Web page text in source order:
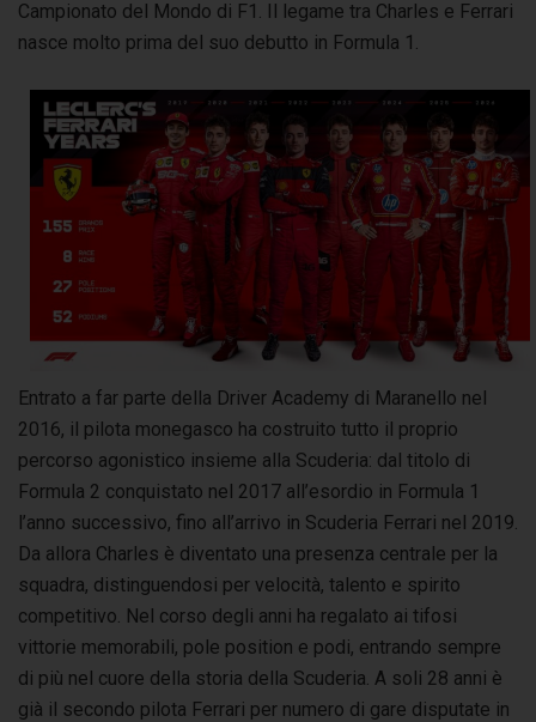
Campionato del Mondo di F1. Il legame tra Charles e Ferrari
nasce molto prima del suo debutto in Formula 1.
Entrato a far parte della Driver Academy di Maranello nel
2016, il pilota monegasco ha costruito tutto il proprio
percorso agonistico insieme alla Scuderia: dal titolo di
Formula 2 conquistato nel 2017 all’esordio in Formula 1
l’anno successivo, fino all’arrivo in Scuderia Ferrari nel 2019.
Da allora Charles è diventato una presenza centrale per la
squadra, distinguendosi per velocità, talento e spirito
competitivo. Nel corso degli anni ha regalato ai tifosi
vittorie memorabili, pole position e podi, entrando sempre
di più nel cuore della storia della Scuderia. A soli 28 anni è
già il secondo pilota Ferrari per numero di gare disputate in